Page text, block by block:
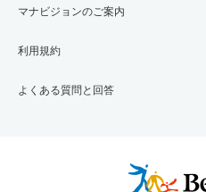
マナビジョンのご案内
利用規約
よくある質問と回答